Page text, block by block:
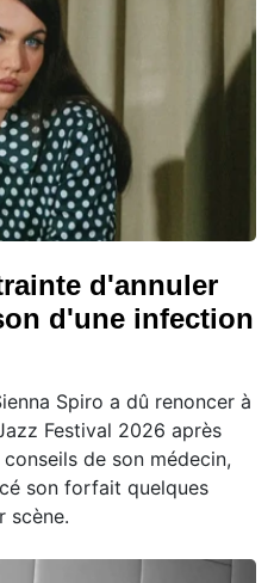
d'annuler
d'une infection
Spiro a dû renoncer à
Festival 2026 après
de son médecin,
son forfait quelques
scène.